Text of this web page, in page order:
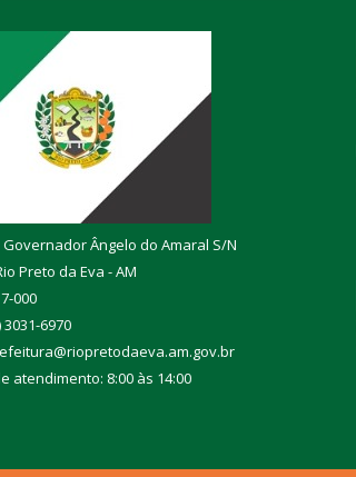
Governador Ângelo do Amaral S/N
Preto da Eva - AM
000
3031-6970
atendimento: 8:00 às 14:00